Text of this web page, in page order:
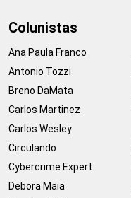
Colunistas
Ana Paula Franco
Antonio Tozzi
Breno DaMata
Carlos Martinez
Carlos Wesley
Circulando
Cybercrime Expert
Debora Maia